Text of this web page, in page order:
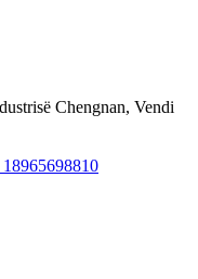
Chengnan, Vendi